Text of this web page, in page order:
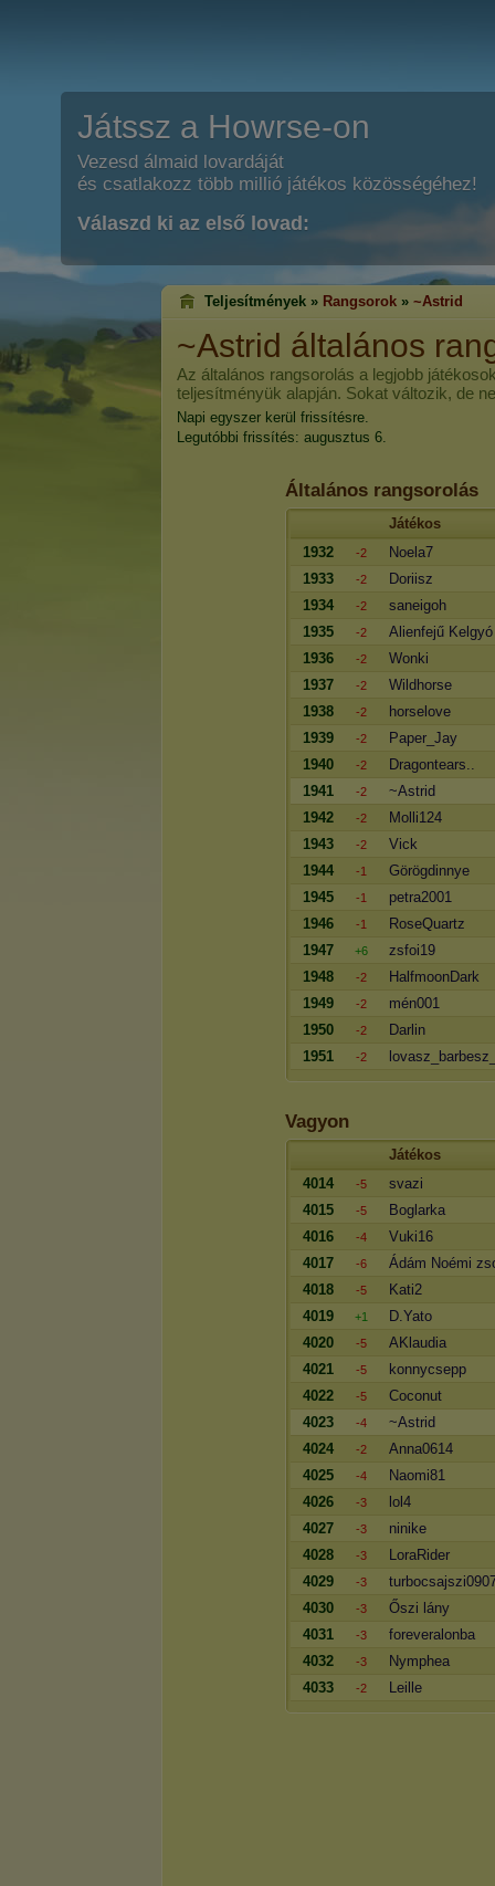
Játssz a Howrse-on
Vezesd álmaid lovardáját
és csatlakozz több millió játékos közösségéhez!
Válaszd ki az első lovad:
Teljesítmények » Rangsorok » ~Astrid
~Astrid általános
Az általános rangsorolás a legjobb
teljesítményük alapján. Sokat változik, de
Napi egyszer kerül frissítésre.
Legutóbbi frissítés: augusztus 6.
Általános rangsorolás
Játékos
1932
-2
Noela7
1933
-2
Doriisz
1934
-2
saneigoh
1935
-2
Alienfejű Kelgyó
1936
-2
Wonki
1937
-2
Wildhorse
1938
-2
horselove
1939
-2
Paper_Jay
1940
-2
Dragontears..
1941
-2
~Astrid
1942
-2
Molli124
1943
-2
Vick
1944
-1
Görögdinnye
1945
-1
petra2001
1946
-1
RoseQuartz
1947
+6
zsfoi19
1948
-2
HalfmoonDark
1949
-2
mén001
1950
-2
Darlin
1951
-2
Vagyon
Játékos
4014
-5
svazi
4015
-5
Boglarka
4016
-4
Vuki16
4017
-6
Ádám Noémi
4018
-5
Kati2
4019
+1
D.Yato
4020
-5
AKlaudia
4021
-5
konnycsepp
4022
-5
Coconut
4023
-4
~Astrid
4024
-2
Anna0614
4025
-4
Naomi81
4026
-3
lol4
4027
-3
ninike
4028
-3
LoraRider
4029
-3
4030
-3
Őszi lány
4031
-3
foreveralonba
4032
-3
Nymphea
4033
-2 Leille